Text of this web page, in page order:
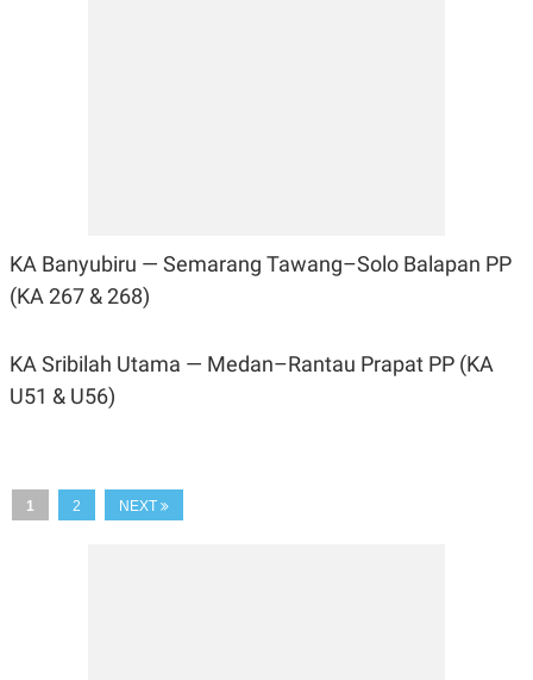
KA Banyubiru — Semarang Tawang–Solo Balapan PP
(KA 267 & 268)
KA Sribilah Utama — Medan–Rantau Prapat PP (KA
U51 & U56)
1 2 NEXT